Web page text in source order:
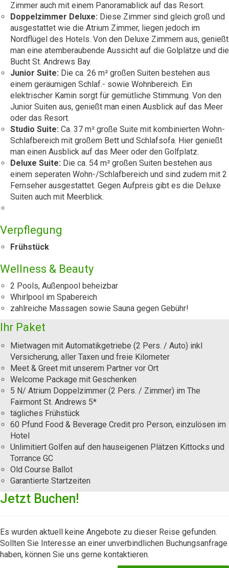
Zimmer auch mit einem Panoramablick auf das Resort.
Doppelzimmer Deluxe: Diese Zimmer sind gleich groß und
ausgestattet wie die Atrium Zimmer, liegen jedoch im
Nordflügel des Hotels. Von den Deluxe Zimmern aus, genießt
man eine atemberaubende Aussicht auf die Golplätze und die
Bucht St. Andrews Bay.
Junior Suite: Die ca. 26 m² großen Suiten bestehen aus
einem geräumigen Schlaf.- sowie Wohnbereich. Ein
elektrischer Kamin sorgt für gemütliche Stimmung. Von den
Junior Suiten aus, genießt man einen Ausblick auf das Meer
oder das Resort.
Studio Suite: Ca. 37 m² große Suite mit kombinierten Wohn-
Schlafbereich mit großem Bett und Schlafsofa. Hier genießt
man einen Ausblick auf das Meer oder den Golfplatz.
Deluxe Suite: Die ca. 54 m² großen Suiten bestehen aus
einem seperaten Wohn-/Schlafbereich und sind zudem mit 2
Fernseher ausgestattet. Gegen Aufpreis gibt es die Deluxe
Suiten auch mit Meerblick.
Verpflegung
Frühstück
Wellness & Beauty
2 Pools, Außenpool beheizbar
Whirlpool im Spabereich
zahlreiche Massagen sowie Sauna gegen Gebühr!
Ihr Paket
Mietwagen mit Automatikgetriebe (2 Pers. / Auto) inkl
Versicherung, aller Taxen und freie Kilometer
Meet & Greet mit unserem Partner vor Ort
Welcome Package mit Geschenken
5 N/ Atrium Doppelzimmer (2 Pers. / Zimmer) im The
Fairmont St. Andrews 5*
tägliches Frühstück
60 Pfund Food & Beverage Credit pro Person, einzulösen im
Hotel
Unlimitiert Golfen auf den hauseigenen Plätzen Kittocks und
Torrance GC
Old Course Ballot
Garantierte Startzeiten
Jetzt Buchen!
Es wurden aktuell keine Angebote zu dieser Reise gefunden.
Sollten Sie Interesse an einer unverbindlichen Buchungsanfrage
haben, können Sie uns gerne kontaktieren.